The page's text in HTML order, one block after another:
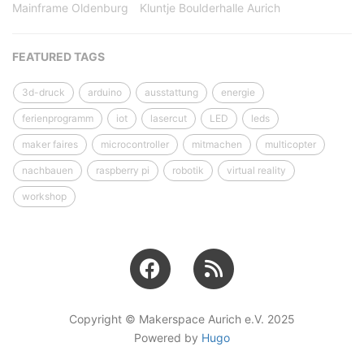
Mainframe Oldenburg Kluntje Boulderhalle Aurich
FEATURED TAGS
3d-druck arduino ausstattung energie
ferienprogramm iot lasercut LED leds
maker faires microcontroller mitmachen multicopter
nachbauen raspberry pi robotik virtual reality
workshop
Copyright © Makerspace Aurich e.V. 2025
Powered by Hugo